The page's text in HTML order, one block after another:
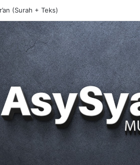
(Surah + Teks)